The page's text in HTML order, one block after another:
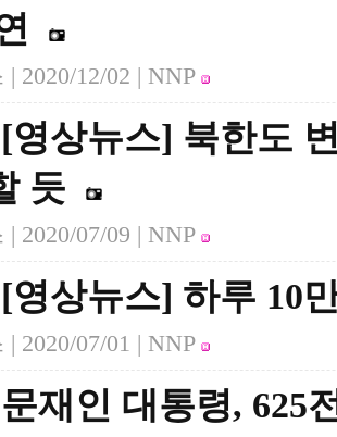
| 2020/12/02 | NNP
[영상뉴스] 북한도
듯
| 2020/07/09 | NNP
[영상뉴스] 하루 10
| 2020/07/01 | NNP
문재인 대통령, 625